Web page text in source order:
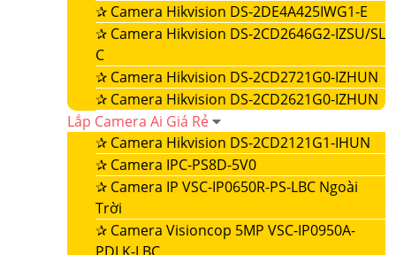
✰ Camera Hikvision DS-2DE4A425IWG1-E
✰ Camera Hikvision DS-2CD2646G2-IZSU/SL
C
✰ Camera Hikvision DS-2CD2721G0-IZHUN
✰ Camera Hikvision DS-2CD2621G0-IZHUN
Lắp Camera Ai Giá Rẻ
✰ Camera Hikvision DS-2CD2121G1-IHUN
✰ Camera IPC-PS8D-5V0
✰ Camera IP VSC-IP0650R-PS-LBC Ngoài
Trời
✰ Camera Visioncop 5MP VSC-IP0950A-